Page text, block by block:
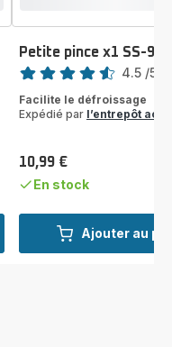
Ajouter au
Petite pince x1 SS-
Note
4.5 /5
Facilite le défroissage
Expédié par l’entrepôt
Prix
10,99 €
En stock